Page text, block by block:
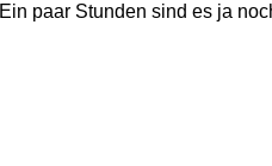
Ein paar Stunden sind es ja